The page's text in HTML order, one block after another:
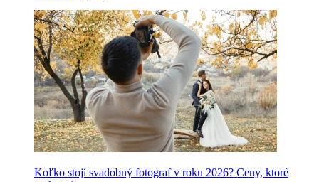
Koľko stojí svadobný fotograf v roku 2026? Ceny, ktoré